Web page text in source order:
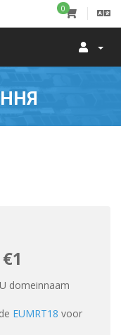
0
domeinnaam
EUMRT18 voor